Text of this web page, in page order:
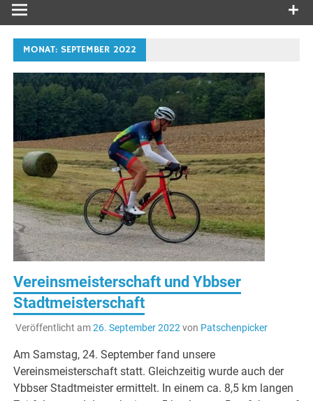
MONAT: SEPTEMBER 2022
Vereinsmeisterschaft und Ybbser
Stadtmeisterschaft
Veröffentlicht am26. September 2022 von Patschenpicker
Am Samstag, 24. September fand unsere
Vereinsmeisterschaft statt. Gleichzeitig wurde auch der
Ybbser Stadtmeister ermittelt. In einem ca. 8,5 km langen